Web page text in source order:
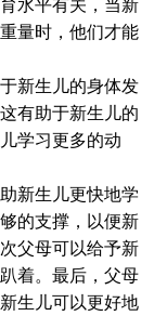
水平有关，当新
量时，他们才能
新生儿的身体发
有助于新生儿的
学习更多的动
新生儿更快地学
的支撑，以便新
父母可以给予新
着。最后，父母
生儿可以更好地